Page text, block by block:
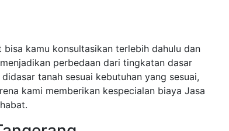
kamu konsultasikan terlebih dahulu dan
perbedaan dari tingkatan dasar
tanah sesuai kebutuhan yang sesuai,
kami memberikan kespecialan biaya Jasa